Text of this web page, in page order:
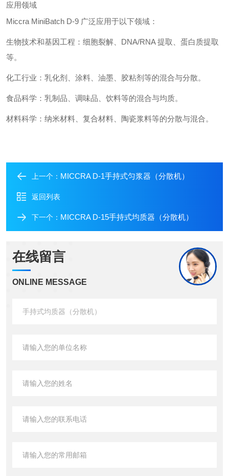
应用领域
Miccra MiniBatch D-9 广泛应用于以下领域：
生物技术和基因工程：细胞裂解、DNA/RNA 提取、蛋白质提取
等。
化工行业：乳化剂、涂料、油墨、胶粘剂等的混合与分散。
食品科学：乳制品、调味品、饮料等的混合与均质。
材料科学：纳米材料、复合材料、陶瓷浆料等的分散与混合。
上一个： MICCRA D-1手持式匀浆器（分散机）
返回列表
下一个： MICCRA D-15手持式均质器（分散机）
在线留言
ONLINE MESSAGE